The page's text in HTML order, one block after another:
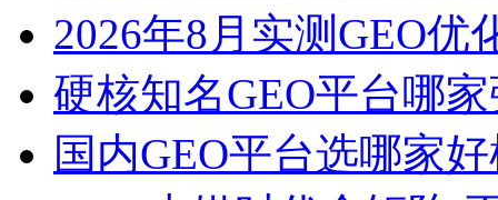
2026年8月实测GEO优
硬核知名GEO平台哪
国内GEO平台选哪家